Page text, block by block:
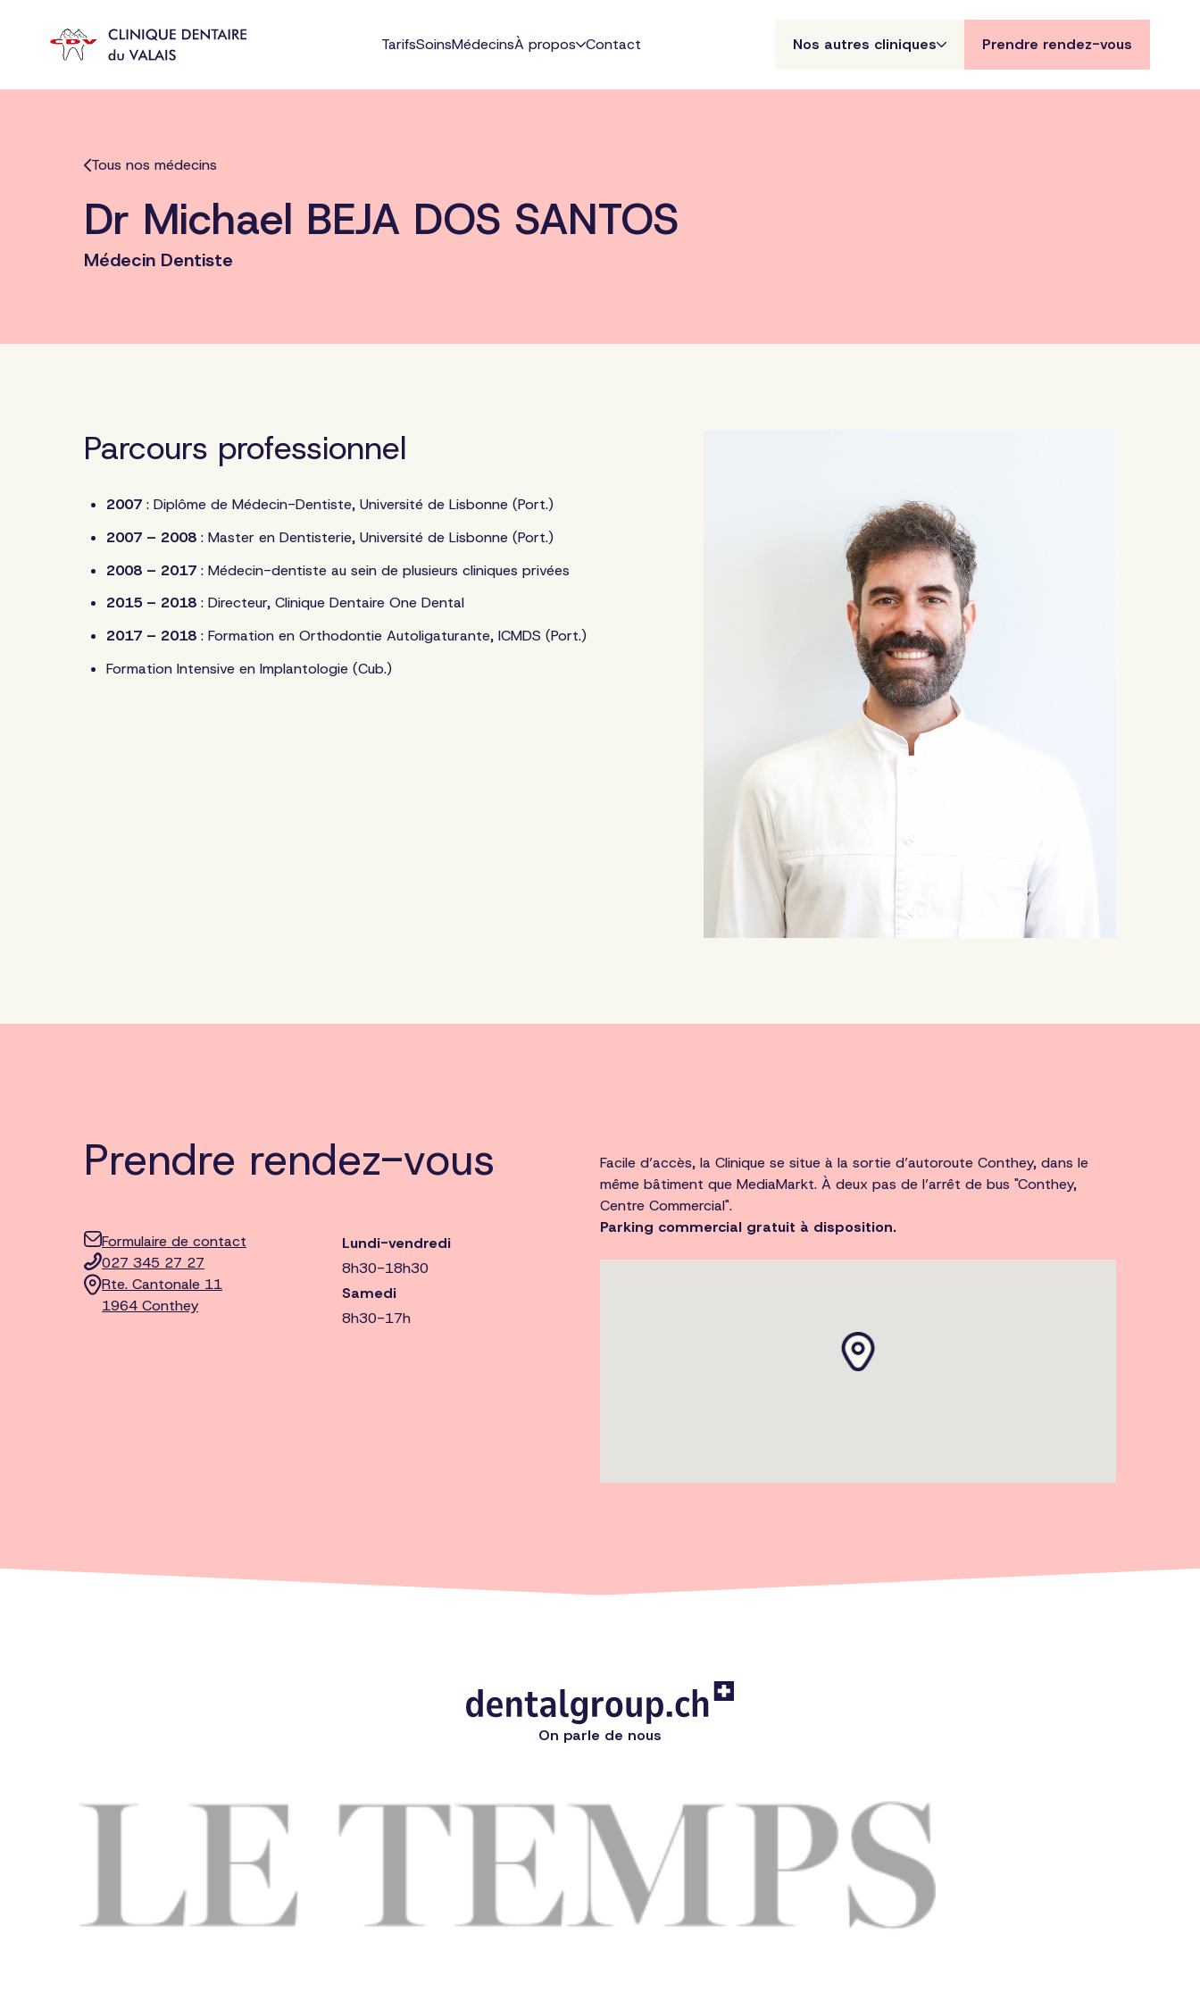
TarifsSoinsMédecinsÀ propos Contact Nos autres cliniques
CLINIQUE DENTAIRE
du CHABLAIS
CLINIQUE DENTAIRE
de LAUSANNE-BUSSIGNY
Prendre rendez-vous
Tous nos médecins
Dr Michael BEJA DOS SANTOS
Médecin Dentiste
Parcours professionnel
2007: Diplôme de Médecin-Dentiste, Université de Lisbonne (Port.)
2007 – 2008: Master en Dentisterie, Université de Lisbonne (Port.)
2008 – 2017: Médecin-dentiste au sein de plusieurs cliniques privées
2015 – 2018: Directeur, Clinique Dentaire One Dental
2017 – 2018: Formation en Orthodontie Autoligaturante, ICMDS (Port.)
Formation Intensive en Implantologie (Cub.)
Prendre rendez-vous
Formulaire de contact
027 345 27 27
Rte. Cantonale 11
1964 Conthey
Lundi-vendredi
8h30-18h30
Samedi
8h30-17h
Facile d’accès, la Clinique se situe à la sortie d’autoroute Conthey, dans le
même bâtiment que MediaMarkt. À deux pas de l’arrêt de bus "Conthey,
Centre Commercial".
Parking commercial gratuit à disposition.
On parle de nous